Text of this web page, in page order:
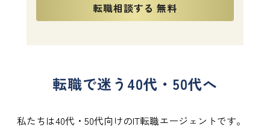
転職相談する 無料
転職で迷う40代・50代へ
私たちは40代・50代向けのIT転職エージェントです。